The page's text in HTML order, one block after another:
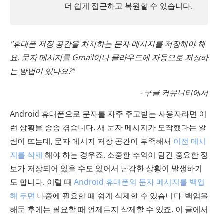
더 쉽게 접근하고 복원할 수 있습니다.
"휴대폰 저장 공간을 차지하는 문자 메시지를 저장해야 해
요. 문자 메시지를 Gmail이나 클라우드에 자동으로 저장하
는 방법이 있나요?"
- 구글 커뮤니티에서
Android 휴대폰으로 문자를 자주 주고받는 사용자라면 이
런 상황을 종종 겪습니다. 새 문자 메시지가 도착했다는 알
림이 뜨는데, 문자 메시지 저장 공간이 부족해서 이전 메시
지를 삭제 해야 하는 경우죠. 소중한 추억이 담긴 중요한 정
보가 저장되어 있을 수도 있어서 난감한 상황이 발생하기
도 합니다. 이럴 때 Android 휴대폰의 문자 메시지를 백업
해 두면 나중에 필요할 때 쉽게 삭제할 수 있습니다. 백업을
해둔 후에는 필요할 때 언제든지 삭제할 수 있죠. 이 글에서